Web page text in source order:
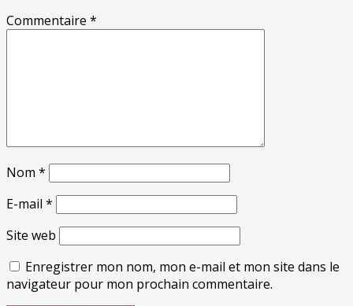
Commentaire *
Nom *
E-mail *
Site web
Enregistrer mon nom, mon e-mail et mon site dans le
navigateur pour mon prochain commentaire.